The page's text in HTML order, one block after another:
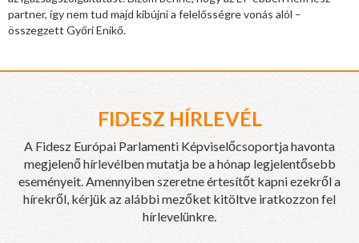
partner, így nem tud majd kibújni a felelősségre vonás alól –
összegzett Győri Enikő.
FIDESZ HÍRLEVÉL
A Fidesz Európai Parlamenti Képviselőcsoportja havonta
megjelenő hírlevélben mutatja be a hónap legjelentősebb
eseményeit. Amennyiben szeretne értesítőt kapni ezekről a
hírekről, kérjük az alábbi mezőket kitöltve iratkozzon fel
hírlevelünkre.